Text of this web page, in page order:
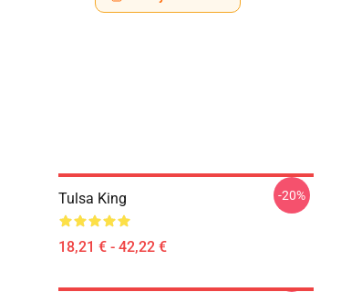
Tulsa King
18,21 € - 42,22 €
-20%